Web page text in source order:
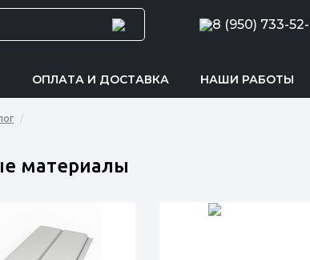
8 (950) 733-
ОПЛАТА И ДОСТАВКА НАШИ РАБОТЫ
материалы